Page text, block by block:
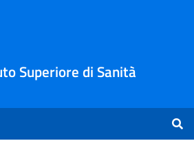
Superiore di Sanità